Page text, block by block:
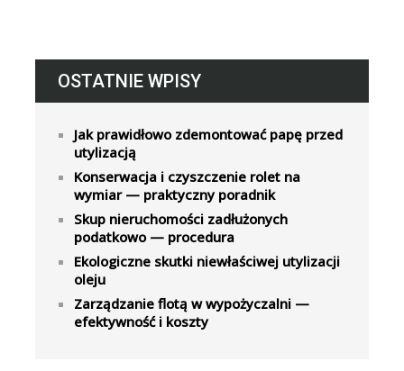
OSTATNIE WPISY
Jak prawidłowo zdemontować papę przed
utylizacją
Konserwacja i czyszczenie rolet na
wymiar — praktyczny poradnik
Skup nieruchomości zadłużonych
podatkowo — procedura
Ekologiczne skutki niewłaściwej utylizacji
oleju
Zarządzanie flotą w wypożyczalni —
efektywność i koszty